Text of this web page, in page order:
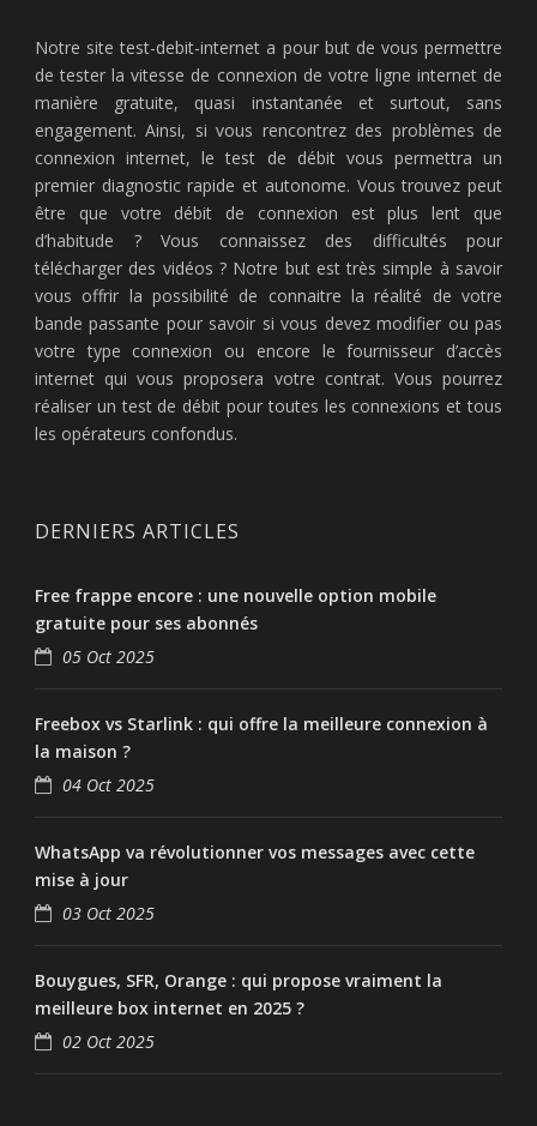
Notre site test-debit-internet a pour but de vous permettre
de tester la vitesse de connexion de votre ligne internet de
manière gratuite, quasi instantanée et surtout, sans
engagement. Ainsi, si vous rencontrez des problèmes de
connexion internet, le test de débit vous permettra un
premier diagnostic rapide et autonome. Vous trouvez peut
être que votre débit de connexion est plus lent que
d’habitude ? Vous connaissez des difficultés pour
télécharger des vidéos ? Notre but est très simple à savoir
vous offrir la possibilité de connaitre la réalité de votre
bande passante pour savoir si vous devez modifier ou pas
votre type connexion ou encore le fournisseur d’accès
internet qui vous proposera votre contrat. Vous pourrez
réaliser un test de débit pour toutes les connexions et tous
les opérateurs confondus.
DERNIERS ARTICLES
Free frappe encore : une nouvelle option mobile
gratuite pour ses abonnés
05 Oct 2025
Freebox vs Starlink : qui offre la meilleure connexion à
la maison ?
04 Oct 2025
WhatsApp va révolutionner vos messages avec cette
mise à jour
03 Oct 2025
Bouygues, SFR, Orange : qui propose vraiment la
meilleure box internet en 2025 ?
02 Oct 2025